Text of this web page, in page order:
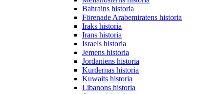
Bahrains historia
Förenade Arabemiratens historia
Iraks historia
Irans historia
Israels historia
Jemens historia
Jordaniens historia
Kurdernas historia
Kuwaits historia
Libanons historia